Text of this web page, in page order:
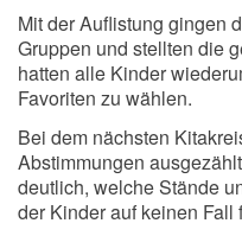
Mit der Auflistung gingen
Gruppen und stellten die
hatten alle Kinder
Favoriten zu wählen.
Bei dem nächsten
Abstimmungen
deutlich, welche Stände
der Kinder auf keinen Fall